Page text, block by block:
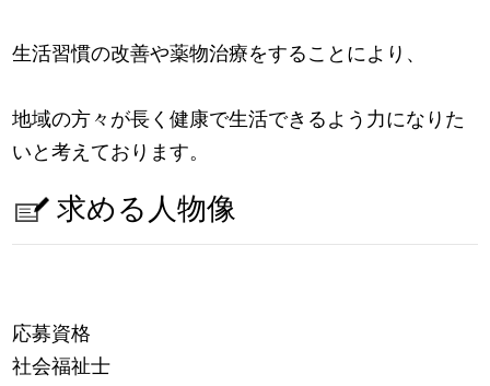
生活習慣の改善や薬物治療をすることにより、
地域の方々が長く健康で生活できるよう力になりた
いと考えております。
求める人物像
応募資格
社会福祉士